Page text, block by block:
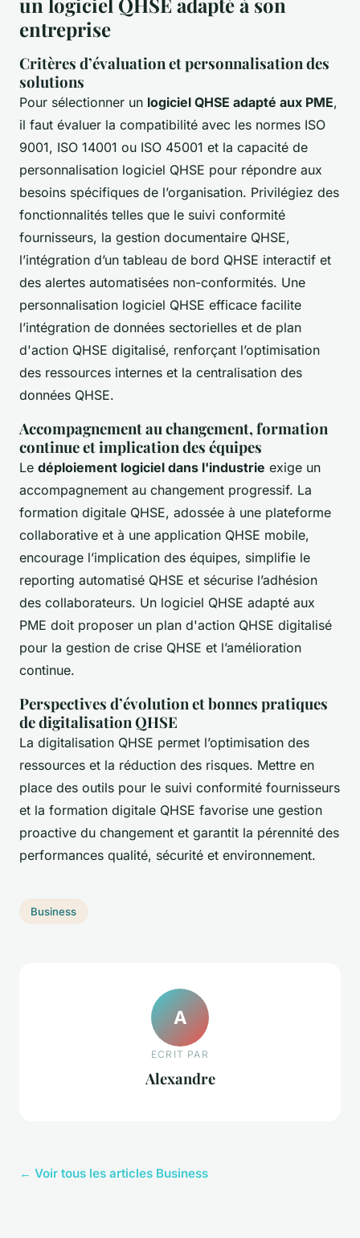
entreprise
Critères d’évaluation et personnalisation des
solutions
Pour sélectionner un logiciel QHSE adapté aux PME,
il faut évaluer la compatibilité avec les normes ISO
9001, ISO 14001 ou ISO 45001 et la capacité de
personnalisation logiciel QHSE pour répondre aux
besoins spécifiques de l’organisation. Privilégiez des
fonctionnalités telles que le suivi conformité
fournisseurs, la gestion documentaire QHSE,
l’intégration d’un tableau de bord QHSE interactif et
des alertes automatisées non-conformités. Une
personnalisation logiciel QHSE efficace facilite
l’intégration de données sectorielles et de plan
d'action QHSE digitalisé, renforçant l’optimisation
des ressources internes et la centralisation des
données QHSE.
Accompagnement au changement, formation
continue et implication des équipes
Le déploiement logiciel dans l'industrie exige un
accompagnement au changement progressif. La
formation digitale QHSE, adossée à une plateforme
collaborative et à une application QHSE mobile,
encourage l’implication des équipes, simplifie le
reporting automatisé QHSE et sécurise l’adhésion
des collaborateurs. Un logiciel QHSE adapté aux
PME doit proposer un plan d'action QHSE digitalisé
pour la gestion de crise QHSE et l’amélioration
continue.
Perspectives d’évolution et bonnes pratiques
de digitalisation QHSE
La digitalisation QHSE permet l’optimisation des
ressources et la réduction des risques. Mettre en
place des outils pour le suivi conformité fournisseurs
et la formation digitale QHSE favorise une gestion
proactive du changement et garantit la pérennité des
performances qualité, sécurité et environnement.
Business
A
ECRIT PAR
Alexandre
← Voir tous les articles Business